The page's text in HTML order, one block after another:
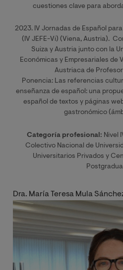
cuestiones clave para
2023. IV Jornadas de Español
(IV JEFE-Vi) (Viena, Austria).
Suiza y Austria junto con la
Económicas y Empresariales de
Austriaca de
Ponencia: Las referencias
enseñanza de español: una
español de textos y páginas
gastronómico
Categoría profesional: Nivel
Colectivo Nacional de
Universitarios Privados y
Dra. María Teresa Mula
Imagen